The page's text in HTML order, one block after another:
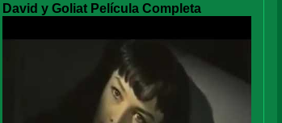
David y Goliat Película Completa